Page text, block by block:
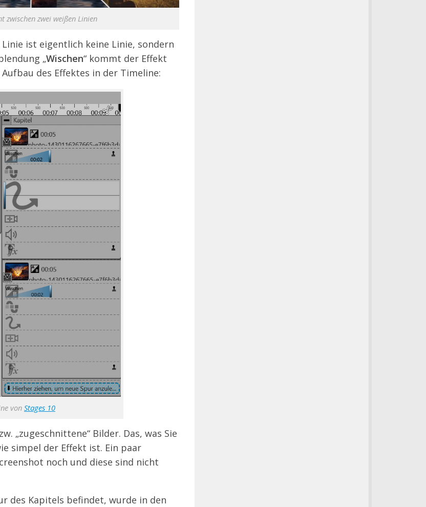
zwischen zwei weißen Linien
ist eigentlich keine Linie, sondern
„Wischen“ kommt der Effekt
des Effektes in der Timeline:
vonStages 10
„zugeschnittene“ Bilder. Das, was Sie
simpel der Effekt ist. Ein paar
noch und diese sind nicht
des Kapitels befindet, wurde in den